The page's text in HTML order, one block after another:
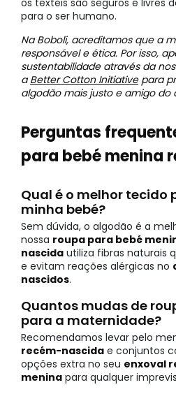
os têxteis são seguros e livres
para o ser humano.
Na Boboli, acreditamos que a
responsável e ética. Por isso,
sustentabilidade através da
aBetter Cotton Initiativepara
algodão mais justo e amigo do
Perguntas
para bebé menina
Qual é o melhor tecido
minha bebé?
Sem dúvida, o algodão é a
nossa roupa para bebé
nascida utiliza fibras naturais
e evitam reações alérgicas no
nascidos.
Quantos mudas de
para a maternidade?
Recomendamos levar pelo
recém-nascida e conjuntos
opções extra no seu enxoval
menina para qualquer